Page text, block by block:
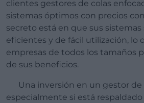
clientes gestores de colas
sistemas óptimos con precios
secreto está en que sus
eficientes y de fácil utilización, lo
empresas de todos los tamaños
de sus beneficios.
Una inversión en un gestor de colas,
especialmente si está respaldado